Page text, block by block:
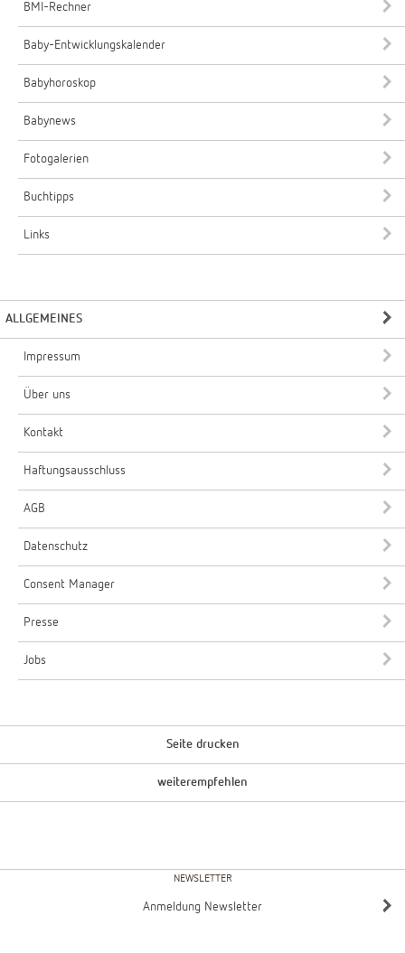
BMI-Rechner
Baby-Entwicklungskalender
Babyhoroskop
Babynews
Fotogalerien
Buchtipps
Links
ALLGEMEINES
Impressum
Über uns
Kontakt
Haftungsausschluss
AGB
Datenschutz
Consent Manager
Presse
Jobs
Seite drucken
weiterempfehlen
NEWSLETTER
Anmeldung Newsletter